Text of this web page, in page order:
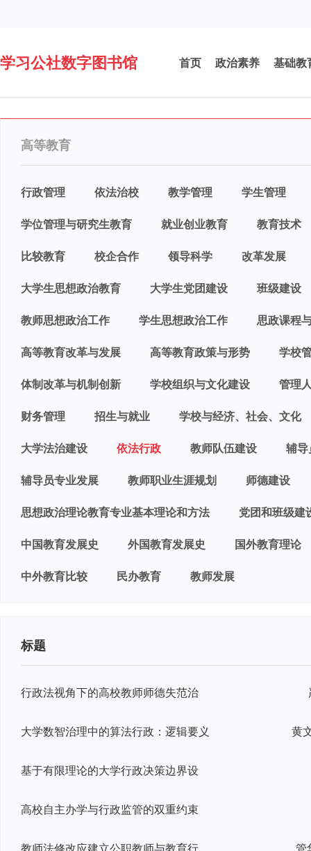
学习公社数字图书馆 首页 政治素养 基础教
高等教育
行政管理 依法治校 教学管理 学生管理
学位管理与研究生教育 就业创业教育 教育技术
比较教育 校企合作 领导科学 改革发展
大学生思想政治教育 大学生党团建设 班级建设
教师思想政治工作 学生思想政治工作 思政课程
高等教育改革与发展 高等教育政策与形势 学校
体制改革与机制创新 学校组织与文化建设 管理
财务管理 招生与就业 学校与经济、社会、文化
大学法治建设 依法行政 教师队伍建设 辅
辅导员专业发展 教师职业生涯规划 师德建设
思想政治理论教育专业基本理论和方法 党团和班级建
中国教育发展史 外国教育发展史 国外教育理论
中外教育比较 民办教育 教师发展
标题
行政法视角下的高校教师师德失范治
大学数智治理中的算法行政：逻辑要义
基于有限理论的大学行政决策边界设
高校自主办学与行政监管的双重约束